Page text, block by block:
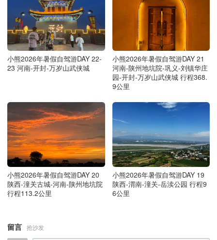
小熊2026年暑假自驾游DAY 22-
23 河南-开封-万岁山武侠城
小熊2026年暑假自驾游DAY 21
河南-陕州地坑院-巩义-刘镇华庄
园-开封-万岁山武侠城 行程368.
9公里
小熊2026年暑假自驾游DAY 20
陕西-潼关古城-河南-陕州地坑院
行程113.2公里
小熊2026年暑假自驾游DAY 19
陕西-渭南-潼关-岳渎公园 行程9
6公里
留言 抢沙发